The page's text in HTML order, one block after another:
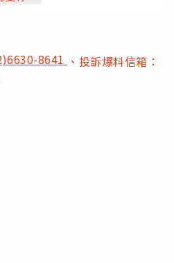
8641 、投訴爆料信箱：